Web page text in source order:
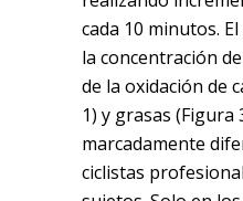
cada 10 minutos.
la concentración
de la oxidación de
1) y grasas (Figura
marcadamente
ciclistas